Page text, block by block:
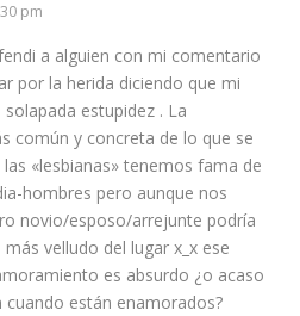
pm
a alguien con mi comentario
por la herida diciendo que mi
estupidez . La
común y concreta de lo que se
las «lesbianas» tenemos fama de
hombres pero aunque nos
novio/esposo/arrejunte podría
velludo del lugar x_x ese
es absurdo ¿o acaso
están enamorados?